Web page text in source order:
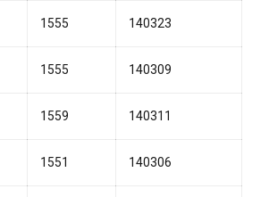
1555 140323
1555 140309
1559 140311
1551 140306